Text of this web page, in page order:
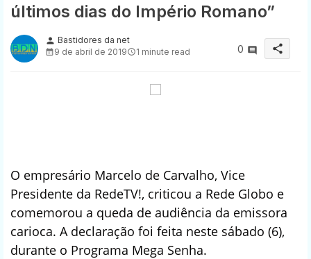
últimos dias do Império Romano”
person Bastidores da net
9 de abril de 2019
1 minute read 0 share
O empresário Marcelo de Carvalho, Vice
Presidente da RedeTV!, criticou a Rede Globo e
comemorou a queda de audiência da emissora
carioca. A declaração foi feita neste sábado (6),
durante o Programa Mega Senha.